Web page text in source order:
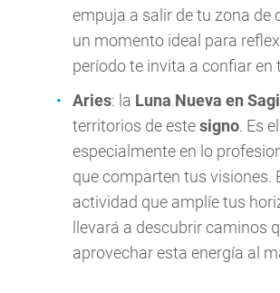
empuja a salir de tu zona
un momento ideal para
período te invita a confiar
Aries: la Luna Nueva en
territorios de estesigno. Es
especialmente en lo
que comparten tus visiones.
actividad que amplíe tus
llevará a descubrir caminos
aprovechar esta energía al